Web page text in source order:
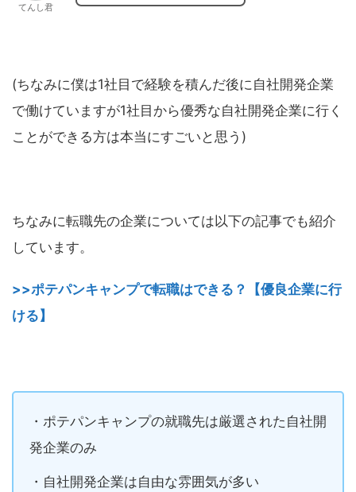
てんし君
(ちなみに僕は1社目で経験を積んだ後に自社開発企業
で働けていますが1社目から優秀な自社開発企業に行く
ことができる方は本当にすごいと思う)
ちなみに転職先の企業については以下の記事でも紹介
しています。
>>ポテパンキャンプで転職はできる？【優良企業に行
ける】
・ポテパンキャンプの就職先は厳選された自社開
発企業のみ
・自社開発企業は自由な雰囲気が多い